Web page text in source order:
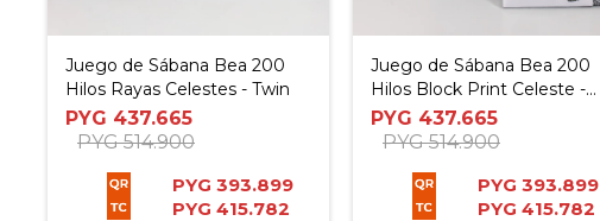
Juego de Sábana Bea 200
Hilos Rayas Celestes - Twin
PYG 437.665
PYG 514.900
PYG 393.899
PYG 415.782
Juego de Sábana Bea 200
Hilos Block Print Celeste -
Twin
PYG 437.665
PYG 514.900
PYG 393.899
PYG 415.782